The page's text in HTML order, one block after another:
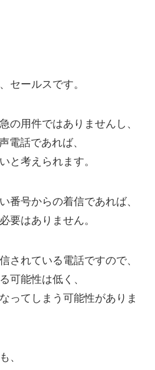
セールスです。
の用件ではありませんし、
電話であれば、
と考えられます。
番号からの着信であれば、
要はありません。
されている電話ですので、
可能性は低く、
ってしまう可能性がありま
、